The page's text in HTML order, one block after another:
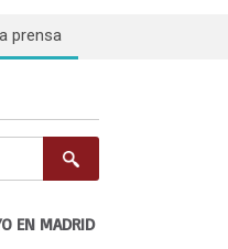
prensa
EN MADRID